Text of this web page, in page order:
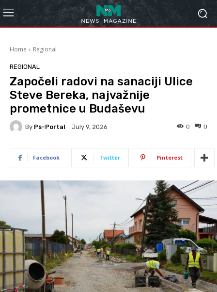
Home Regional
REGIONAL
Započeli radovi na sanaciji Ulice
Steve Bereka, najvažnije
prometnice u Budaševu
By Ps-Portal July 9, 2026 0
0
Facebook Twitter Pinterest